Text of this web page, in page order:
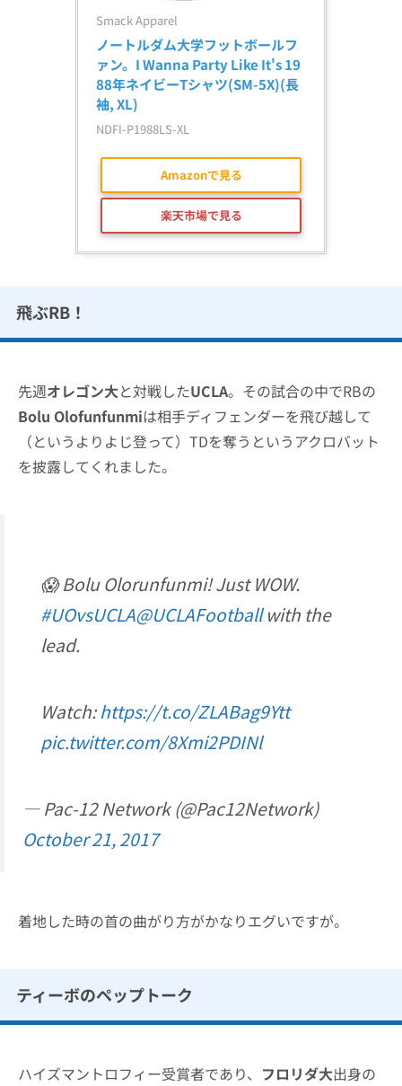
Smack Apparel
ノートルダム大学フットボールフ
ァン。I Wanna Party Like It's 19
88年ネイビーTシャツ(SM-5X)(長
袖, XL)
NDFI-P1988LS-XL
Amazonで見る
楽天市場で見る
飛ぶRB！
先週オレゴン大と対戦したUCLA。その試合の中でRBの
Bolu Olofunfunmiは相手ディフェンダーを飛び越して
（というよりよじ登って）TDを奪うというアクロバット
を披露してくれました。
😱 Bolu Olorunfunmi! Just WOW.
#UOvsUCLA@UCLAFootballwith the
lead.
Watch:https://t.co/ZLABag9Ytt
pic.twitter.com/8Xmi2PDINl
— Pac-12 Network (@Pac12Network)
October 21, 2017
着地した時の首の曲がり方がかなりエグいですが。
ティーボのペップトーク
ハイズマントロフィー受賞者であり、 フロリダ大出身の